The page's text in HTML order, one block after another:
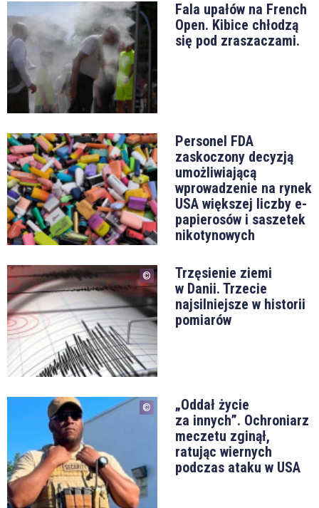
Fala upałów na French
Open. Kibice chłodzą
się pod zraszaczami.
Personel FDA
zaskoczony decyzją
umożliwiającą
wprowadzenie na rynek
USA większej liczby e-
papierosów i saszetek
nikotynowych
Trzęsienie ziemi
w Danii. Trzecie
najsilniejsze w historii
pomiarów
„Oddał życie
za innych”. Ochroniarz
meczetu zginął,
ratując wiernych
podczas ataku w USA